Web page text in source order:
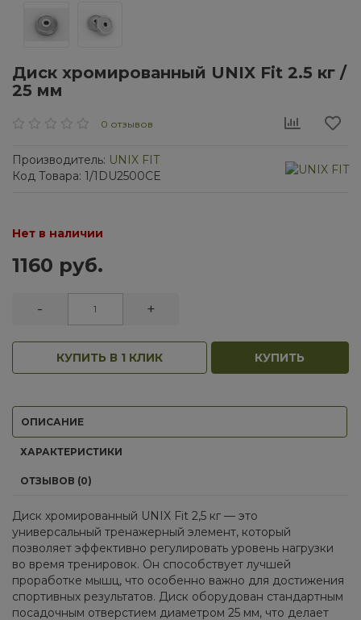
Диск хромированный UNIX Fit 2.5 кг /
25 мм
0 отзывов
Производитель: UNIX FIT
Код Товара: 1/1DU2500CE
Нет в наличии
1160 руб.
- +
КУПИТЬ В 1 КЛИК КУПИТЬ
ОПИСАНИЕ
ХАРАКТЕРИСТИКИ
ОТЗЫВОВ (0)
Диск хромированный UNIX Fit 2,5 кг — это
универсальный тренажерный элемент, который
позволяет эффективно регулировать уровень нагрузки
во время тренировок. Он способствует лучшей
проработке мышц, что особенно важно для достижения
спортивных результатов. Диск оборудован стандартным
посадочным отверстием диаметром 25 мм, что делает